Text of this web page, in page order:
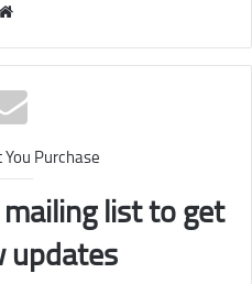
Purchase
list to get